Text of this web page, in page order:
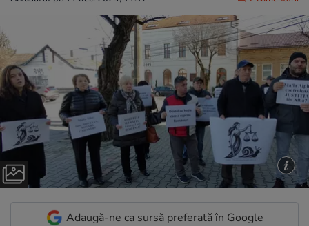
Adaugă-ne ca sursă preferată în Google